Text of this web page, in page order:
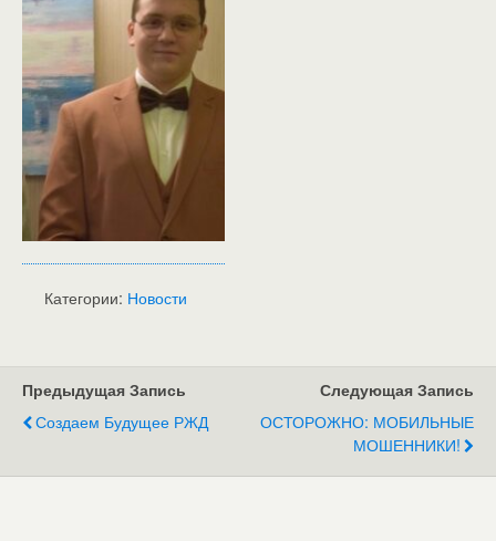
Категории: Новости
Предыдущая Запись
Создаем Будущее РЖД
Следующая Запись
ОСТОРОЖНО: МОБИЛЬНЫЕ
МОШЕННИКИ!